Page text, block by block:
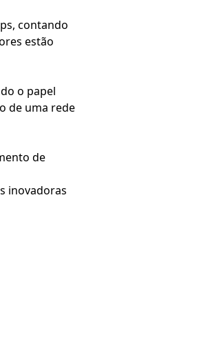
contando
estão
o papel
de uma rede
de
inovadoras